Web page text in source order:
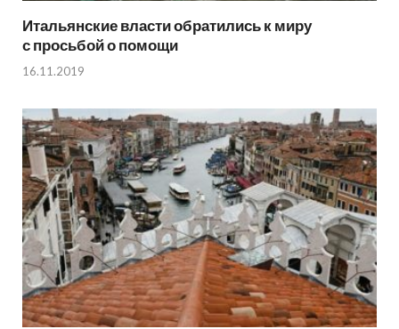
Итальянские власти обратились к миру
с просьбой о помощи
16.11.2019